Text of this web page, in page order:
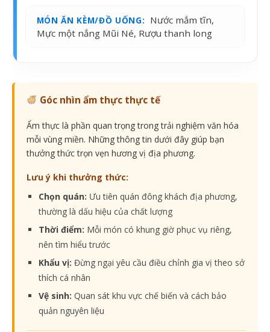
MÓN ĂN KÈM/ĐỒ UỐNG: Nước mắm tĩn,
Mực một nắng Mũi Né, Rượu thanh long
Góc nhìn ẩm thực thực tế
Ẩm thực là phần quan trọng trong trải nghiệm văn hóa
mỗi vùng miền. Những thông tin dưới đây giúp bạn
thưởng thức trọn vẹn hương vị địa phương.
Lưu ý khi thưởng thức:
Chọn quán: Ưu tiên quán đông khách địa phương,
thường là dấu hiệu của chất lượng
Thời điểm: Mỗi món có khung giờ phục vụ riêng,
nên tìm hiểu trước
Khẩu vị: Đừng ngại yêu cầu điều chỉnh gia vị theo sở
thích cá nhân
Vệ sinh: Quan sát khu vực chế biến và cách bảo
quản nguyên liệu